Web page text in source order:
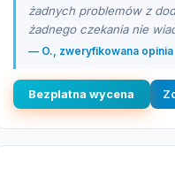
żadnych problemów z
żadnego czekania nie
— O., zweryfikowana opinia
Bezplatna wycena